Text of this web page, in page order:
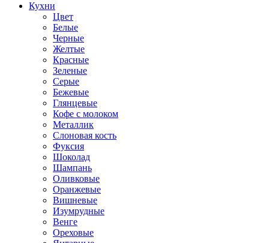
Кухни
Цвет
Белые
Черные
Желтые
Красные
Зеленые
Серые
Бежевые
Глянцевые
Кофе с молоком
Металлик
Слоновая кость
Фуксия
Шоколад
Шампань
Оливковые
Оранжевые
Вишневые
Изумрудные
Венге
Ореховые